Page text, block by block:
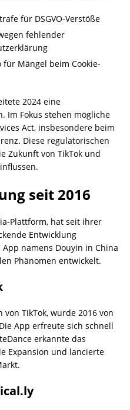
für DSGVO-Verstöße
fehlender
Mängel beim Cookie-
2024 eine
Im Fokus stehen mögliche
Act, insbesondere beim
Diese regulatorischen
Zukunft von TikTok und
seit 2016
Plattform, hat seit ihrer
Entwicklung
namens Douyin in China
Phänomen entwickelt.
TikTok, wurde 2016 von
App erfreute sich schnell
erkannte das
Expansion und lancierte